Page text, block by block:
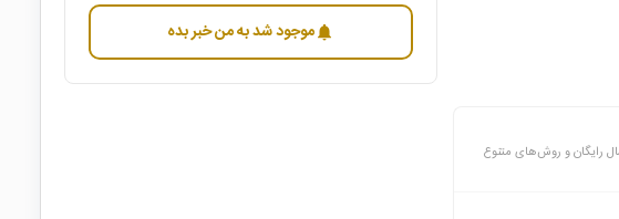
رایگان و روش‌های متنوع
notificationsموجود شد به من خبر بده